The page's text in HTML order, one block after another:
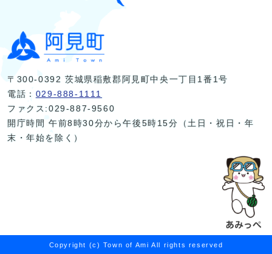
〒300-0392 茨城県稲敷郡阿見町中央一丁目1番1号
電話： 029-888-1111
ファクス:029-887-9560
開庁時間 午前8時30分から午後5時15分（土日・祝日・年
末・年始を除く）
Copyright (c) Town of Ami All rights reserved